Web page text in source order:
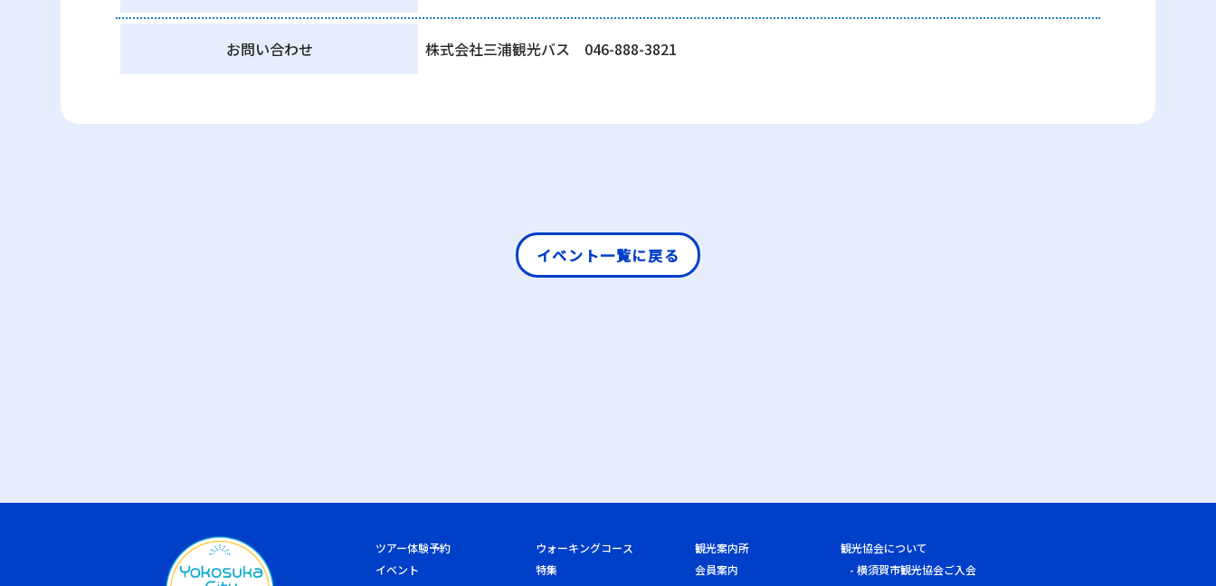
お問い合わせ 株式会社三浦観光バス 046-888-3821
イベント一覧に戻る
ツアー体験予約
イベント
ウォーキングコース
特集
観光案内所
会員案内
観光協会について
横須賀市観光協会ご入会